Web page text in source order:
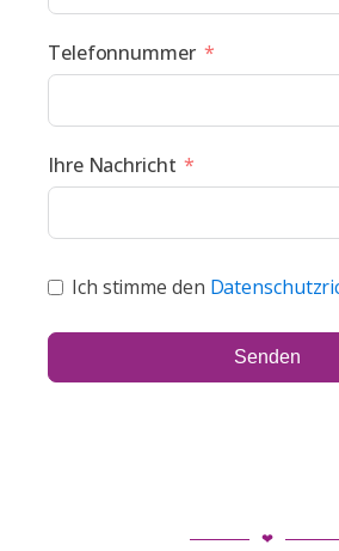
Telefonnummer
Ihre Nachricht
Ich stimme den
Senden
❤